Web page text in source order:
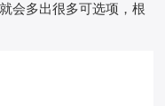
会多出很多可选项，根